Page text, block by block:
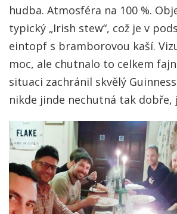
hudba. Atmosféra na 100 %.
typický „Irish stew“, což je v
eintopf s bramborovou kaší.
moc, ale chutnalo to celkem
situaci zachránil skvělý
nikde jinde nechutná tak dobře,